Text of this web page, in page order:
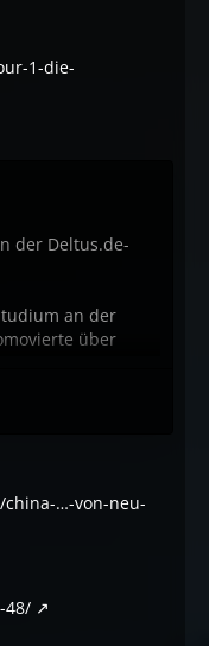
1-die-
der Deltus.de-
an der
über
Schriftsteller
Jon Williams
…-von-neu-
48/